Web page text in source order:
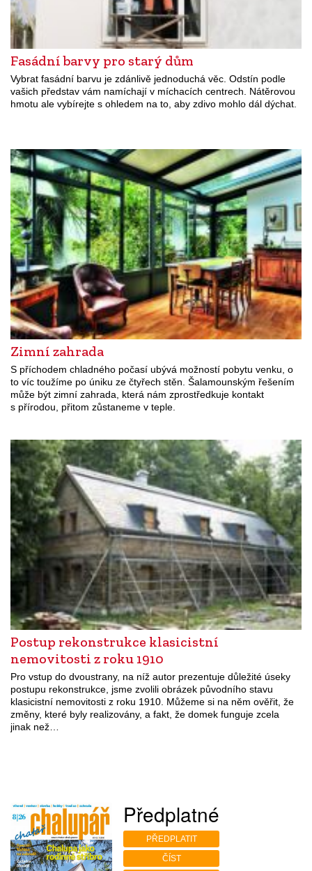
Fasádní barvy pro starý dům
Vybrat fasádní barvu je zdánlivě jednoduchá věc. Odstín podle
vašich představ vám namíchají v míchacích centrech. Nátěrovou
hmotu ale vybírejte s ohledem na to, aby zdivo mohlo dál dýchat.
Zimní zahrada
S příchodem chladného počasí ubývá možností pobytu venku, o
to víc toužíme po úniku ze čtyřech stěn. Šalamounským řešením
může být zimní zahrada, která nám zprostředkuje kontakt
s přírodou, přitom zůstaneme v teple.
Postup rekonstrukce klasicistní
nemovitosti z roku 1910
Pro vstup do dvoustrany, na níž autor prezentuje důležité úseky
postupu rekonstrukce, jsme zvolili obrázek původního stavu
klasicistní nemovitosti z roku 1910. Můžeme si na něm ověřit, že
změny, které byly realizovány, a fakt, že domek funguje zcela
jinak než…
Předplatné
PŘEDPLATIT
ČÍST